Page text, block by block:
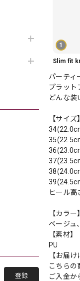
登録
1
パーティ
プラット
どんな装
【サイズ】
ヒール高
【カラー】
ベージュ
【素材】
PU
【お届け
こちらの
ご入金か